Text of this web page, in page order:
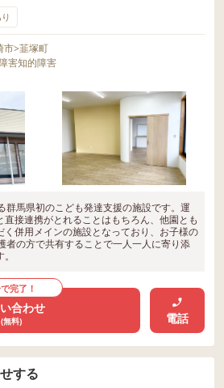
市>韮塚町
害知的障害
群馬県初のこども発達支援の施設です。運
接連携がとれることはもちろん、他園とも
く併用メインの施設となっており、お子様の
者の方で共有することで一人一人に寄り添
完了！
合わせ
(無料) 電話
する